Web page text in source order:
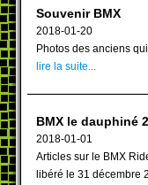
Souvenir BMX
2018-01-20
Photos des anciens
lire la suite...
BMX le dauphiné
2018-01-01
Articles sur le BMX
libéré le 31 décembre